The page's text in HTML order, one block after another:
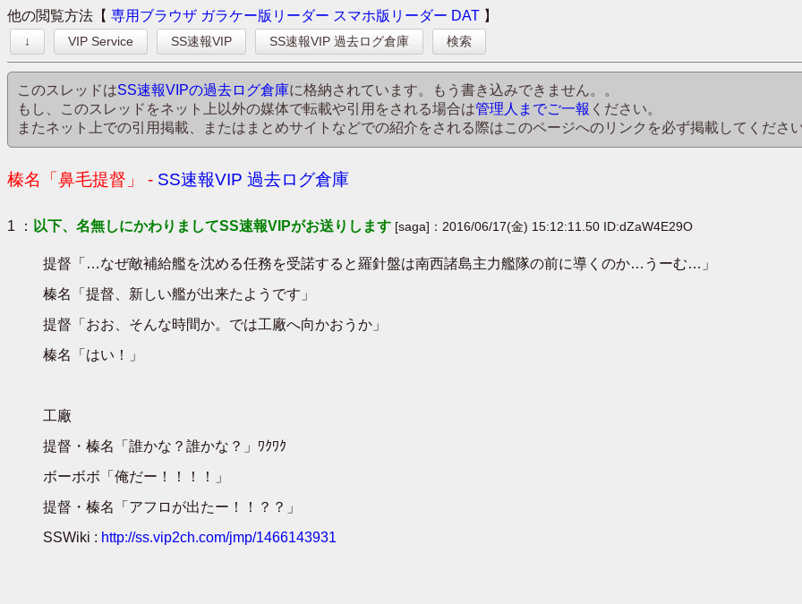
他の閲覧方法【 専用ブラウザ ガラケー版リーダー スマホ版リーダー DAT 】
↓ VIP Service SS速報VIP SS速報VIP 過去ログ倉庫 検索
このスレッドはSS速報VIPの過去ログ倉庫に格納されています。もう書き込みできません。。
もし、このスレッドをネット上以外の媒体で転載や引用をされる場合は管理人までご一報 ください。
またネット上での引用掲載、またはまとめサイトなどでの紹介をされる際はこのページへのリンクを必ず掲載してくださ
榛名「鼻毛提督」 - SS速報VIP 過去ログ倉庫
1 ： 以下、名無しにかわりましてSS速報VIPがお送りします [saga]：2016/06/17(金) 15:12:11.50 ID:dZaW4E29O
提督「…なぜ敵補給艦を沈める任務を受諾すると羅針盤は南西諸島主力艦隊の前に導くのか…うーむ…」
榛名「提督、新しい艦が出来たようです」
提督「おお、そんな時間か。では工廠へ向かおうか」
榛名「はい！」
工廠
提督・榛名「誰かな？誰かな？」ﾜｸﾜｸ
ボーボボ「俺だー！！！！」
提督・榛名「アフロが出たー！！？？」
SSWiki : http://ss.vip2ch.com/jmp/1466143931